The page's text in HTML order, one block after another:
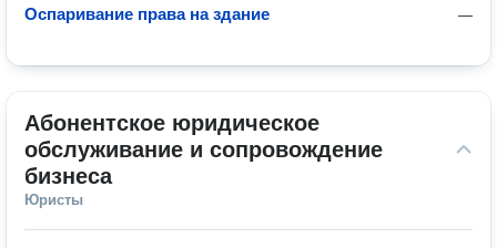
—
Оспаривание права на здание
Абонентское юридическое
обслуживание и сопровождение
бизнеса
Юристы